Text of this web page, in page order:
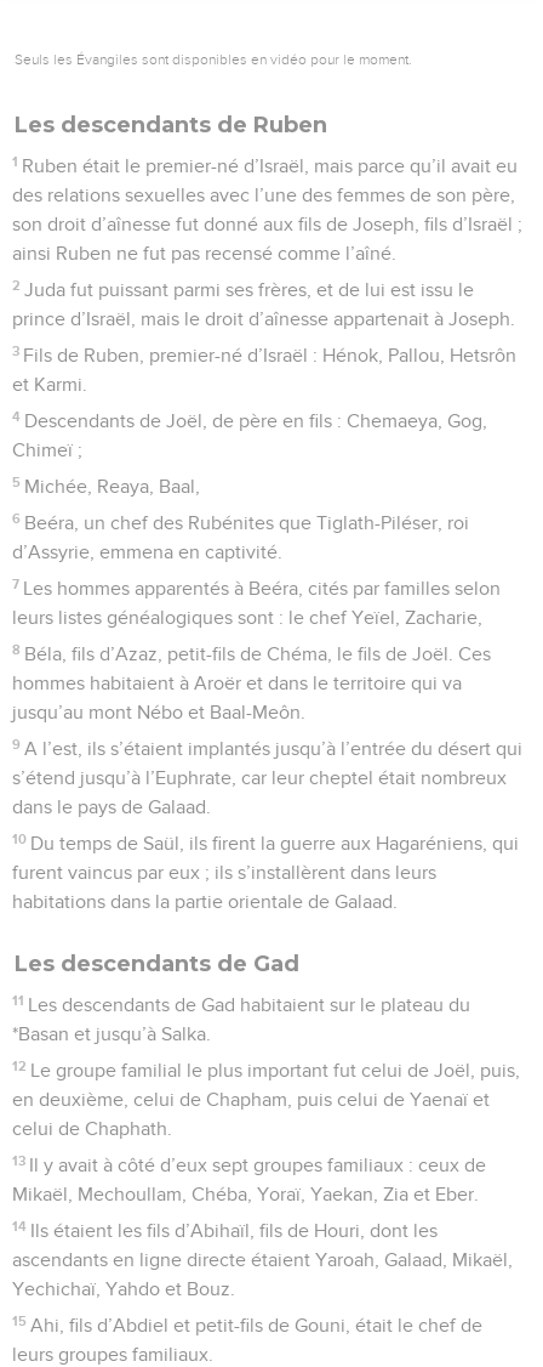
Seuls les Évangiles sont disponibles en vidéo pour le moment.
Les descendants de Ruben
1 Ruben était le premier-né d’Israël, mais parce qu’il avait eu
des relations sexuelles avec l’une des femmes de son père,
son droit d’aînesse fut donné aux fils de Joseph, fils d’Israël ;
ainsi Ruben ne fut pas recensé comme l’aîné.
2 Juda fut puissant parmi ses frères, et de lui est issu le
prince d’Israël, mais le droit d’aînesse appartenait à Joseph.
3 Fils de Ruben, premier-né d’Israël : Hénok, Pallou, Hetsrôn
et Karmi.
4 Descendants de Joël, de père en fils : Chemaeya, Gog,
Chimeï ;
5 Michée, Reaya, Baal,
6 Beéra, un chef des Rubénites que Tiglath-Piléser, roi
d’Assyrie, emmena en captivité.
7 Les hommes apparentés à Beéra, cités par familles selon
leurs listes généalogiques sont : le chef Yeïel, Zacharie,
8 Béla, fils d’Azaz, petit-fils de Chéma, le fils de Joël. Ces
hommes habitaient à Aroër et dans le territoire qui va
jusqu’au mont Nébo et Baal-Meôn.
9 A l’est, ils s’étaient implantés jusqu’à l’entrée du désert qui
s’étend jusqu’à l’Euphrate, car leur cheptel était nombreux
dans le pays de Galaad.
10 Du temps de Saül, ils firent la guerre aux Hagaréniens, qui
furent vaincus par eux ; ils s’installèrent dans leurs
habitations dans la partie orientale de Galaad.
Les descendants de Gad
11 Les descendants de Gad habitaient sur le plateau du
*Basan et jusqu’à Salka.
12 Le groupe familial le plus important fut celui de Joël, puis,
en deuxième, celui de Chapham, puis celui de Yaenaï et
celui de Chaphath.
13 Il y avait à côté d’eux sept groupes familiaux : ceux de
Mikaël, Mechoullam, Chéba, Yoraï, Yaekan, Zia et Eber.
14 Ils étaient les fils d’Abihaïl, fils de Houri, dont les
ascendants en ligne directe étaient Yaroah, Galaad, Mikaël,
Yechichaï, Yahdo et Bouz.
15 Ahi, fils d’Abdiel et petit-fils de Gouni, était le chef de
leurs groupes familiaux.